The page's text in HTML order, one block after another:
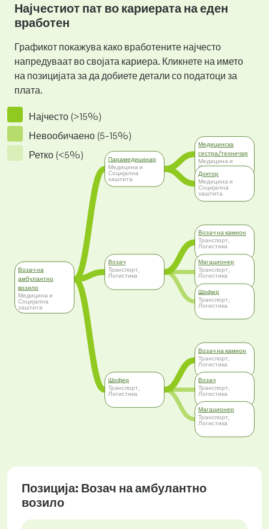
Најчестиот пат во кариерата на еден
вработен
Графикот покажува како вработените најчесто
напредуваат во својата кариера. Кликнете на името
на позицијата за да добиете детали со податоци за
плата.
Најчесто (>15%)
Невообичаено (5-15%)
Ретко (<5%)
Возач на
амбулантно
возило
Медицина и
Социјална
заштита
Парамедицинар
Медицина и
Социјална
заштита
Возач
Транспорт,
Логистика
Шофер
Транспорт,
Логистика
Медицинска
сестра/техничар
Медицина и
Социјална
заштита
Доктор
Медицина и
Социјална
заштита
Возач на камион
Транспорт,
Логистика
Магационер
Транспорт,
Логистика
Шофер
Транспорт,
Логистика
Возач на камион
Транспорт,
Логистика
Возач
Транспорт,
Логистика
Магационер
Транспорт,
Логистика
Позиција: Возач на амбулантно
возило